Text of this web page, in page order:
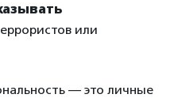
или
— это личные